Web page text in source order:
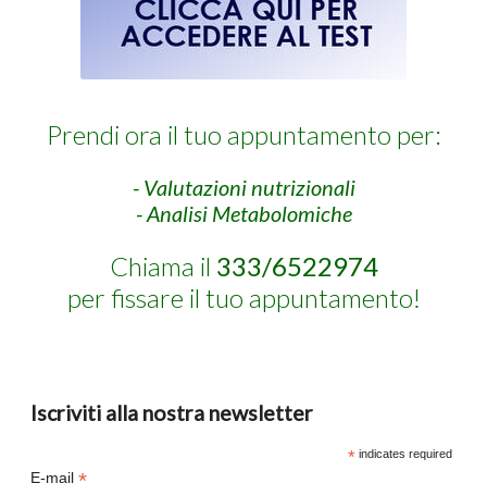
Prendi ora il tuo appuntamento per:
- Valutazioni nutrizionali
- Analisi Metabolomiche
Chiama il 333/6522974
per fissare il tuo appuntamento!
Iscriviti alla nostra newsletter
* indicates required
E-mail